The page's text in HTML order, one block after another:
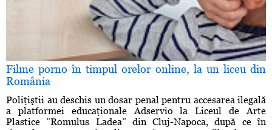
Filme porno în timpul orelor online, la un liceu din
România
Poliţiştii au deschis un dosar penal pentru accesarea ilegală
a platformei educaţionale Adservio la Liceul de Arte
Plastice ”Romulus Ladea” din Cluj-Napoca, după ce în